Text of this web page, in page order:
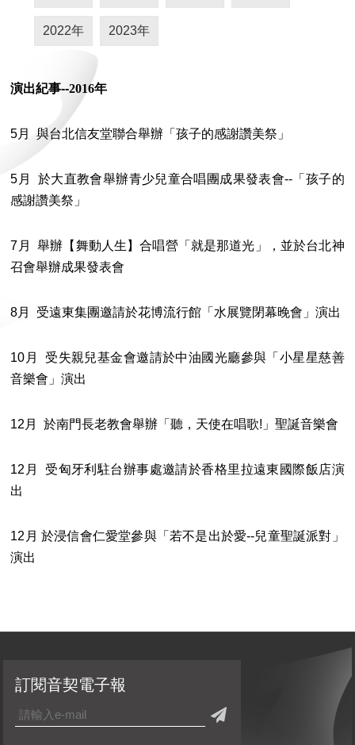
2022年 2023年
演出紀事--2016年
5月 與台北信友堂聯合舉辦「孩子的感謝讚美祭」
5月 於大直教會舉辦青少兒童合唱團成果發表會--「孩子的
感謝讚美祭」
7月 舉辦【舞動人生】合唱營「就是那道光」，並於台北神
召會舉辦成果發表會
8月 受遠東集團邀請於花博流行館「水展覽閉幕晚會」演出
10月 受失親兒基金會邀請於中油國光廳參與「小星星慈善
音樂會」演出
12月 於南門長老教會舉辦「聽，天使在唱歌!」聖誕音樂會
12月 受匈牙利駐台辦事處邀請於香格里拉遠東國際飯店演
出
12月 於浸信會仁愛堂參與「若不是出於愛--兒童聖誕派對」
演出
訂閱音契電子報